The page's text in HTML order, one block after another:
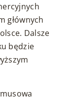
głównych
Dalsze
będzie